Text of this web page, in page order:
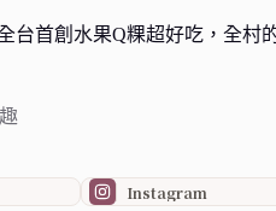
台首創水果Q粿超好吃，全村
Instagram